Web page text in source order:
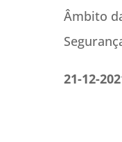
Âmbito
21-12-